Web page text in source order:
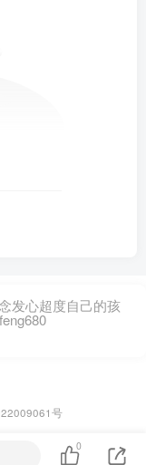
发心超度自己的孩
号
0